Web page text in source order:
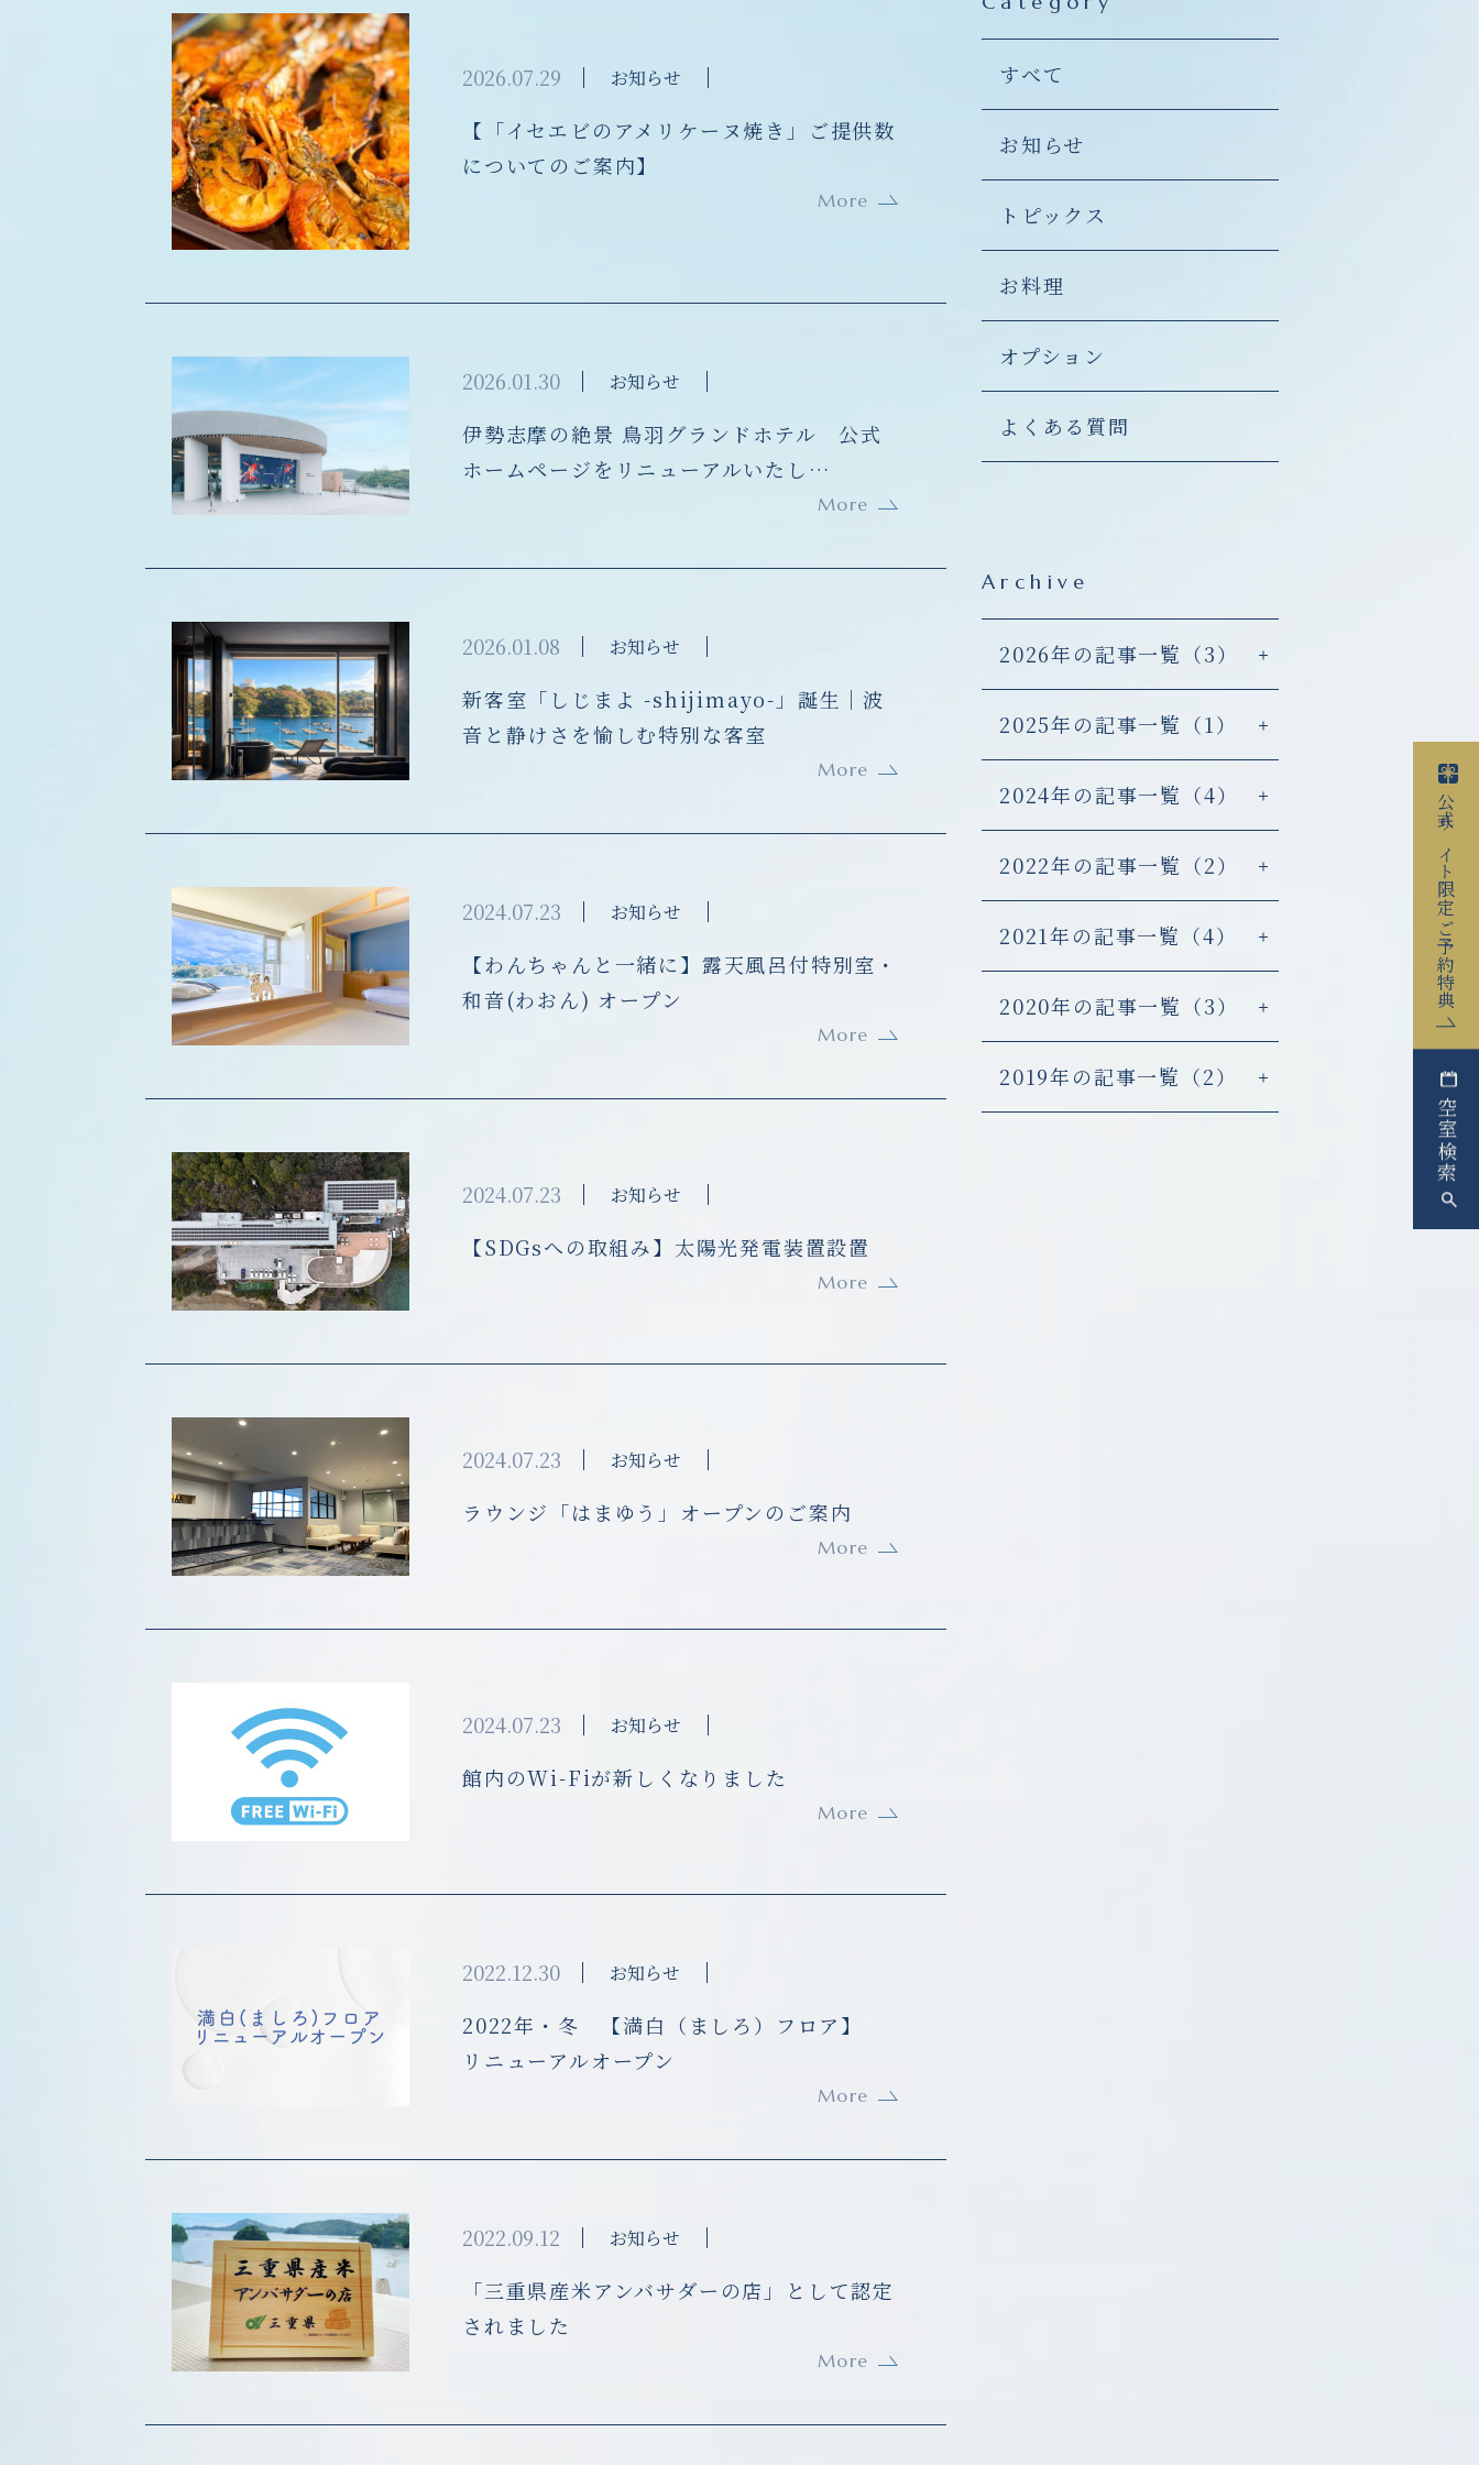
公式サイト限定
ご予約特典
空室検索
2026.07.29 お知らせ
【「イセエビのアメリケーヌ焼き」ご提供数
についてのご案内】
More
2026.01.30 お知らせ
伊勢志摩の絶景 鳥羽グランドホテル 公式
ホームページをリニューアルいたし…
More
2026.01.08 お知らせ
新客室「しじまよ -shijimayo-」誕生｜波
音と静けさを愉しむ特別な客室
More
2024.07.23 お知らせ
【わんちゃんと一緒に】露天風呂付特別室・
和音(わおん) オープン
More
2024.07.23 お知らせ
【SDGsへの取組み】太陽光発電装置設置
More
2024.07.23 お知らせ
ラウンジ「はまゆう」オープンのご案内
More
2024.07.23 お知らせ
館内のWi-Fiが新しくなりました
More
2022.12.30 お知らせ
2022年・冬 【満白（ましろ）フロア】
リニューアルオープン
More
2022.09.12 お知らせ
「三重県産米アンバサダーの店」として認定
されました
More
すべて
お知らせ
トピックス
お料理
オプション
よくある質問
Archive
2026年の記事一覧（3）
2025年の記事一覧（1）
2024年の記事一覧（4）
2022年の記事一覧（2）
2021年の記事一覧（4）
2020年の記事一覧（3）
2019年の記事一覧（2）